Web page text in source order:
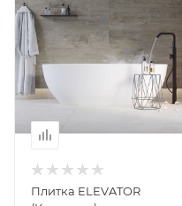
Плитка ELEVATOR